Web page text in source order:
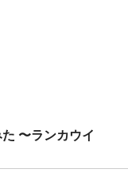
〜ランカウイ